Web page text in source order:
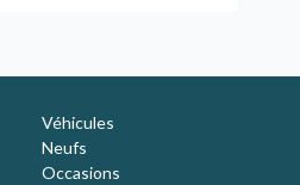
Véhicules
Neufs
Occasions